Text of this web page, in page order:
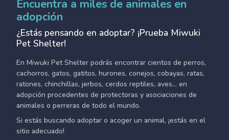
Encuentra a miles de animales en
adopción
¿Estás pensando en adoptar? ¡Prueba Miwuki
Pet Shelter!
En Miwuki Pet Shelter podrás encontrar cientos de perros,
cachorros, gatos, gatitos, hurones, conejos, cobayas, ratas,
ratones, chinchillas, jerbos, cerdos reptiles, aves... en
adopción procedentes de protectoras y asociaciones de
animales o perreras de todo el mundo.
Si estás buscando adoptar o acoger un animal, ¡estás en el
sitio adecuado!